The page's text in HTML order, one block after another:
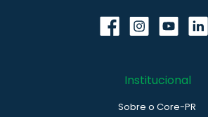
Institucional
Sobre o Core-PR